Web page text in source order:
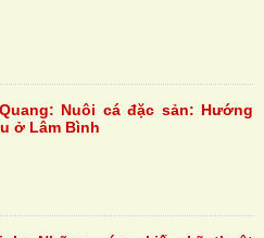
Nuôi cá đặc sản: Hướng
ở Lâm Bình